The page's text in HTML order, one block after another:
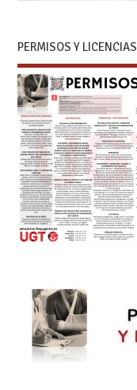
PERMISOS Y LICENCIAS